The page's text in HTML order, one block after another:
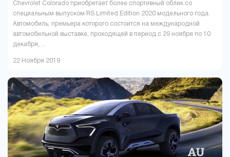
Chevrolet Colorado приобретает более спортивный облик со
специальным выпуском RS Limited Edition 2020 модельного года.
Автомобиль, премьера которого состоится на международной
автомобильной выставке, проходящей в период с 29 ноября по 10
декабря, ...
22 Ноября 2019